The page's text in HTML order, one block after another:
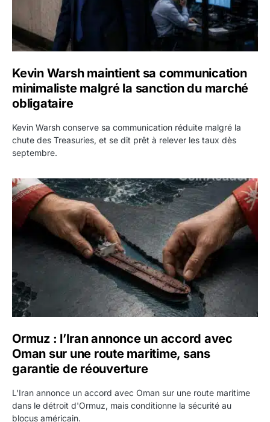
Kevin Warsh maintient sa communication
minimaliste malgré la sanction du marché
obligataire
Kevin Warsh conserve sa communication réduite malgré la
chute des Treasuries, et se dit prêt à relever les taux dès
septembre.
Ormuz : l’Iran annonce un accord avec Oman sur une
Ormuz : l’Iran annonce un accord avec
Oman sur une route maritime, sans
garantie de réouverture
L'Iran annonce un accord avec Oman sur une route maritime
dans le détroit d'Ormuz, mais conditionne la sécurité au
blocus américain.